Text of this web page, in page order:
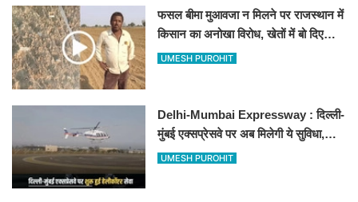
फसल बीमा मुआवजा न मिलने पर राजस्थान में
किसान का अनोखा विरोध, खेतों में बो दिए
500-500 रुपए के नोट, वीडियो वायरल
UMESH PUROHIT
Delhi-Mumbai Expressway : दिल्ली-
मुंबई एक्सप्रेसवे पर अब मिलेगी ये सुविधा,
हेलीकॉप्टर सर्विस से तुरंत घायल पहुंचेगा
UMESH PUROHIT